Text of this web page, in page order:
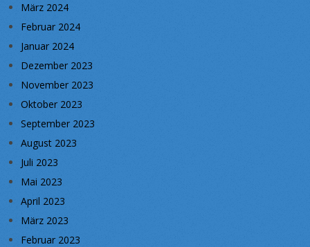
März 2024
Februar 2024
Januar 2024
Dezember 2023
November 2023
Oktober 2023
September 2023
August 2023
Juli 2023
Mai 2023
April 2023
März 2023
Februar 2023